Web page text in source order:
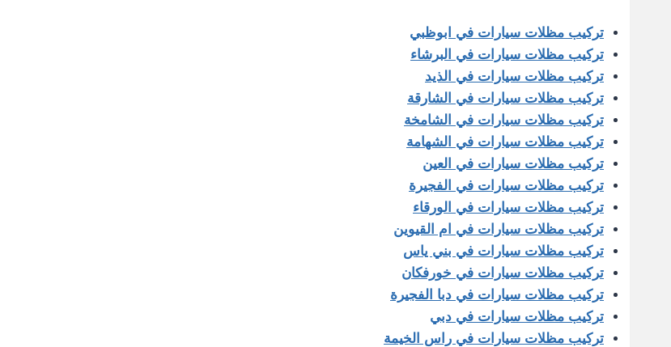
تركيب مظلات سيارات في ابوظبي
تركيب مظلات سيارات في البرشاء
تركيب مظلات سيارات في الذيد
تركيب مظلات سيارات في الشارقة
تركيب مظلات سيارات في الشامخة
تركيب مظلات سيارات في الشهامة
تركيب مظلات سيارات في العين
تركيب مظلات سيارات في الفجيرة
تركيب مظلات سيارات في الورقاء
تركيب مظلات سيارات في ام القيوين
تركيب مظلات سيارات في بني ياس
تركيب مظلات سيارات في خورفكان
تركيب مظلات سيارات في دبا الفجيرة
تركيب مظلات سيارات في دبي
تركيب مظلات سيارات في راس الخيمة